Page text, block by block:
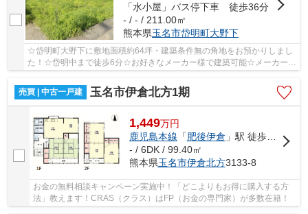
「水小屋」バス停下車 徒歩36分
- / - / 211.00㎡
熊本県玉名市岱明町大野下
☆岱明町大野下に敷地面積約64坪・建築条件無の角地をお預かりしまし
た！☆岱明中まで徒歩6分☆お好きなメーカー様で建築可能☆メーカー様
売買 | 中古一戸建
玉名市伊倉北方1期
1,449万円
鹿児島本線 「肥後伊倉 」駅 徒歩21分
- / 6DK / 99.40㎡
熊本県玉名市伊倉北方3133-8
お金の無料相談キャンペーン実施中！「どこよりもお得に購入する方
法」教えます！CRAS（クラス）はFP（お金の専門家）が多数在籍！